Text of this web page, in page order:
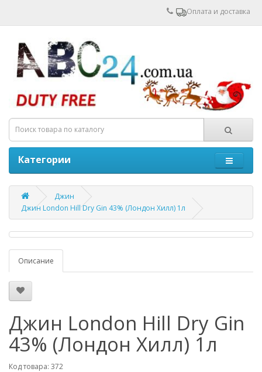
Оплата и доставка
Категории
Джин
Джин London Hill Dry Gin 43% (Лондон Хилл) 1л
Описание
Джин London Hill Dry Gin
43% (Лондон Хилл) 1л
Код товара: 372